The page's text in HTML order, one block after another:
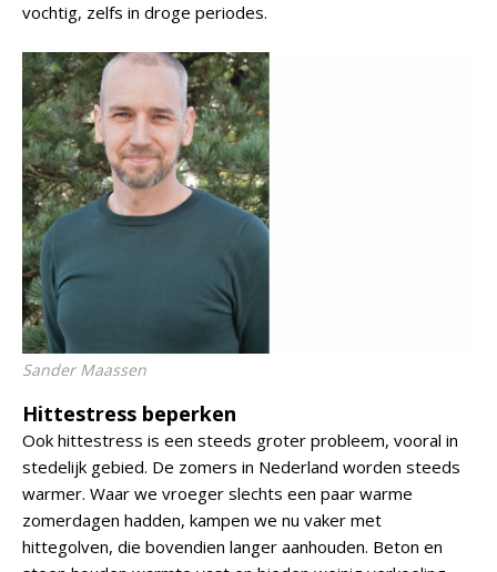
vochtig, zelfs in droge periodes.
Sander Maassen
Hittestress beperken
Ook hittestress is een steeds groter probleem, vooral in
stedelijk gebied. De zomers in Nederland worden steeds
warmer. Waar we vroeger slechts een paar warme
zomerdagen hadden, kampen we nu vaker met
hittegolven, die bovendien langer aanhouden. Beton en